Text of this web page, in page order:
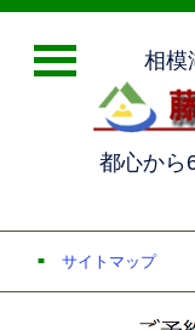
相模
都心から
サイトマップ